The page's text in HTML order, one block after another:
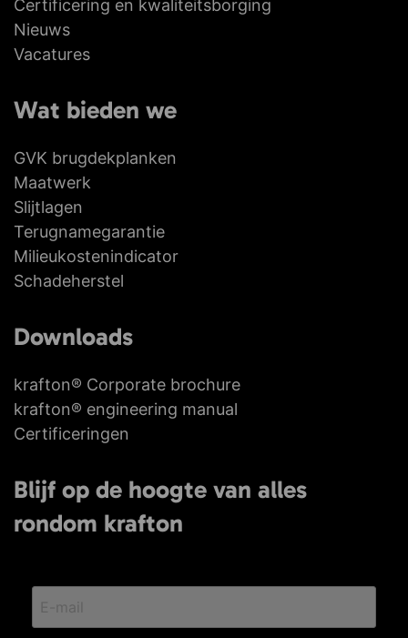
Certificering en kwaliteitsborging
Nieuws
Vacatures
Wat bieden we
GVK brugdekplanken
Maatwerk
Slijtlagen
Terugnamegarantie
Milieu­kosten­indicator
Schadeherstel
Downloads
krafton® Corporate brochure
krafton® engineering manual
Certificeringen
Blijf op de hoogte van alles
rondom krafton